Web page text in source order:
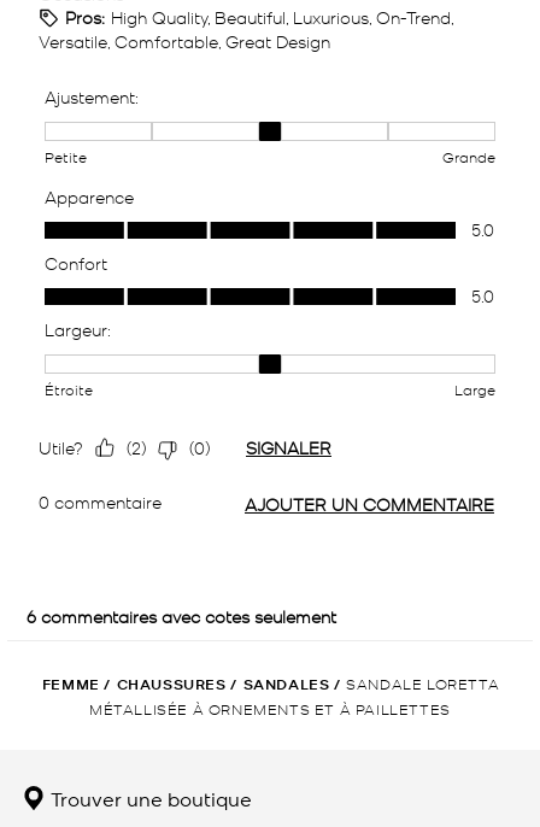
FEMME / CHAUSSURES / SANDALES / SANDALE LORETTA
MÉTALLISÉE À ORNEMENTS ET À PAILLETTES
Trouver une boutique